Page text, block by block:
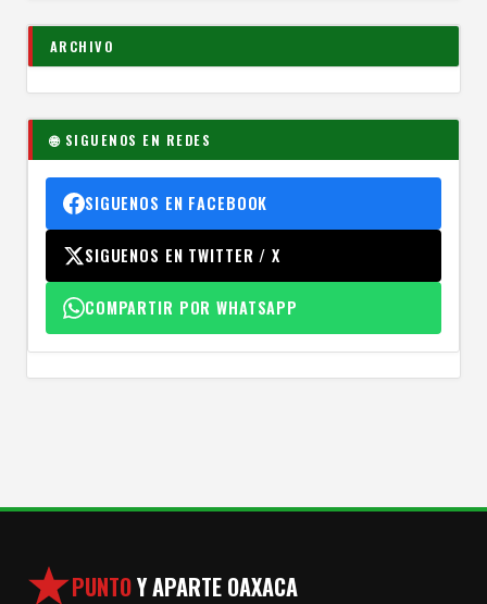
ARCHIVO
🌐 SIGUENOS EN REDES
SIGUENOS EN FACEBOOK
SIGUENOS EN TWITTER / X
COMPARTIR POR WHATSAPP
PUNTOY APARTE OAXACA